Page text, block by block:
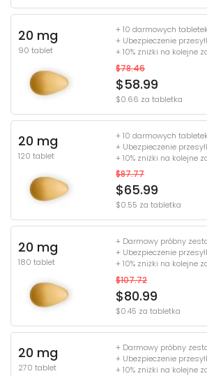
20 mg
90 tablet
+ 10 darmowych
+ Ubezpieczenie
+ 10% zniżki na kolejne
$78.46
$58.99
$0.66 za tabletka
20 mg
120 tablet
+ 10 darmowych
+ Ubezpieczenie
+ 10% zniżki na kolejne
$87.77
$65.99
$0.55 za tabletka
20 mg
180 tablet
+ Darmowy próbny
+ Ubezpieczenie
+ 10% zniżki na kolejne
$107.72
$80.99
$0.45 za tabletka
20 mg
270 tablet
+ Darmowy próbny
+ Ubezpieczenie
+ 10% zniżki na kolejne